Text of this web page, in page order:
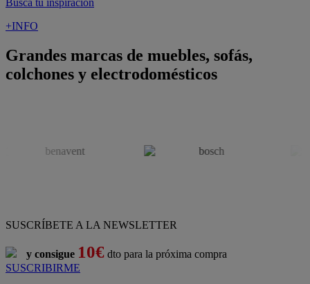
Busca tu inspiración
+INFO
Grandes marcas de muebles, sofás,
colchones y electrodomésticos
SUSCRÍBETE A LA NEWSLETTER
y consigue 10€ dto para la próxima compra
SUSCRIBIRME